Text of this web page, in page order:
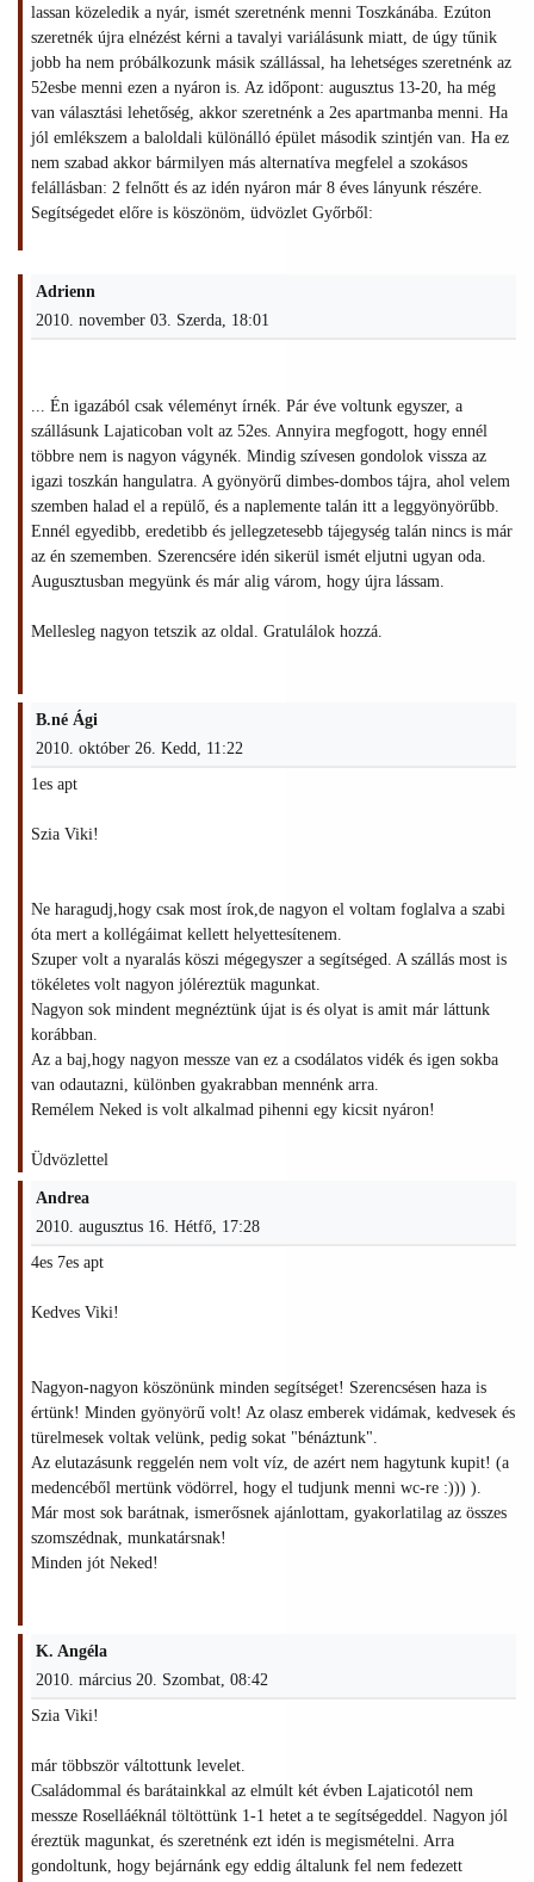
lassan közeledik a nyár, ismét szeretnénk menni Toszkánába. Ezúton
szeretnék újra elnézést kérni a tavalyi variálásunk miatt, de úgy tűnik
jobb ha nem próbálkozunk másik szállással, ha lehetséges szeretnénk az
52esbe menni ezen a nyáron is. Az időpont: augusztus 13-20, ha még
van választási lehetőség, akkor szeretnénk a 2es apartmanba menni. Ha
jól emlékszem a baloldali különálló épület második szintjén van. Ha ez
nem szabad akkor bármilyen más alternatíva megfelel a szokásos
felállásban: 2 felnőtt és az idén nyáron már 8 éves lányunk részére.
Segítségedet előre is köszönöm, üdvözlet Győrből:
Adrienn
2010. november 03. Szerda, 18:01
... Én igazából csak véleményt írnék. Pár éve voltunk egyszer, a
szállásunk Lajaticoban volt az 52es. Annyira megfogott, hogy ennél
többre nem is nagyon vágynék. Mindig szívesen gondolok vissza az
igazi toszkán hangulatra. A gyönyörű dimbes-dombos tájra, ahol velem
szemben halad el a repülő, és a naplemente talán itt a leggyönyörűbb.
Ennél egyedibb, eredetibb és jellegzetesebb tájegység talán nincs is már
az én szememben. Szerencsére idén sikerül ismét eljutni ugyan oda.
Augusztusban megyünk és már alig várom, hogy újra lássam.
Mellesleg nagyon tetszik az oldal. Gratulálok hozzá.
B.né Ági
2010. október 26. Kedd, 11:22
1es apt
Szia Viki!
Ne haragudj,hogy csak most írok,de nagyon el voltam foglalva a szabi
óta mert a kollégáimat kellett helyettesítenem.
Szuper volt a nyaralás köszi mégegyszer a segítséged. A szállás most is
tökéletes volt nagyon jóléreztük magunkat.
Nagyon sok mindent megnéztünk újat is és olyat is amit már láttunk
korábban.
Az a baj,hogy nagyon messze van ez a csodálatos vidék és igen sokba
van odautazni, különben gyakrabban mennénk arra.
Remélem Neked is volt alkalmad pihenni egy kicsit nyáron!
Üdvözlettel
Andrea
2010. augusztus 16. Hétfő, 17:28
4es 7es apt
Kedves Viki!
Nagyon-nagyon köszönünk minden segítséget! Szerencsésen haza is
értünk! Minden gyönyörű volt! Az olasz emberek vidámak, kedvesek és
türelmesek voltak velünk, pedig sokat "bénáztunk".
Az elutazásunk reggelén nem volt víz, de azért nem hagytunk kupit! (a
medencéből mertünk vödörrel, hogy el tudjunk menni wc-re :))) ).
Már most sok barátnak, ismerősnek ajánlottam, gyakorlatilag az összes
szomszédnak, munkatársnak!
Minden jót Neked!
K. Angéla
2010. március 20. Szombat, 08:42
Szia Viki!
már többször váltottunk levelet.
Családommal és barátainkkal az elmúlt két évben Lajaticotól nem
messze Roselláéknál töltöttünk 1-1 hetet a te segítségeddel. Nagyon jól
éreztük magunkat, és szeretnénk ezt idén is megismételni. Arra
gondoltunk, hogy bejárnánk egy eddig általunk fel nem fedezett